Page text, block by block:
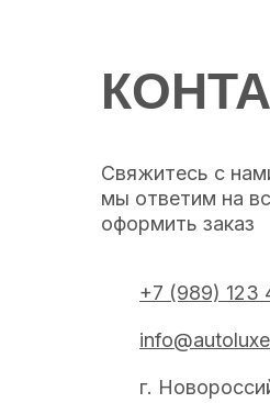
Свяжитесь с
мы ответим на
оформить заказ
+7 (989) 123
г.